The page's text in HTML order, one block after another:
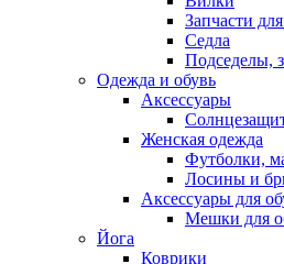
Запчасти
Седла
Подседелы,
Одежда и обувь
Аксессуары
Женская одежда
Футболки,
Лосины и
Аксессуары для
Мешки для
Йога
Коврики